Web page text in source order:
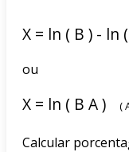
X = ln ( B ) - ln (
ou
X = ln ( B A) (
Calcular